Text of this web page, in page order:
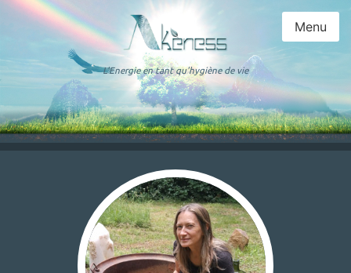
L'Energie en tant qu'hygiène de vie
Menu